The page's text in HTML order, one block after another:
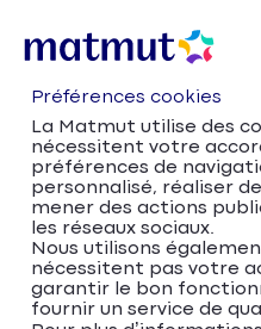
Accueil
Trouver
Île-de-France
Préférences cookies
La Matmut utilise des
nécessitent votre
préférences de
personnalisé, réaliser
mener des actions
les réseaux sociaux.
Nous utilisons
nécessitent pas votre
garantir le bon
fournir un service de